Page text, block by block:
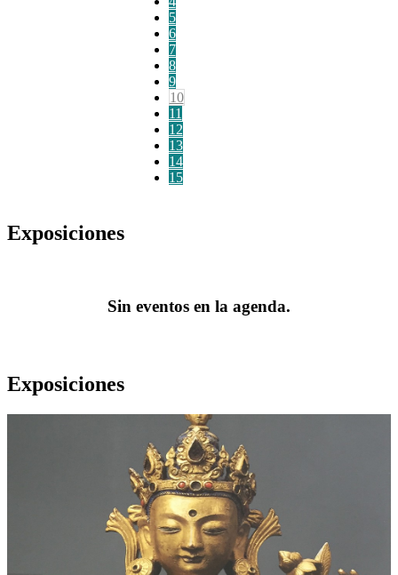
5
6
7
8
9
10
11
12
13
14
15
Exposiciones
Sin eventos en la agenda.
Exposiciones